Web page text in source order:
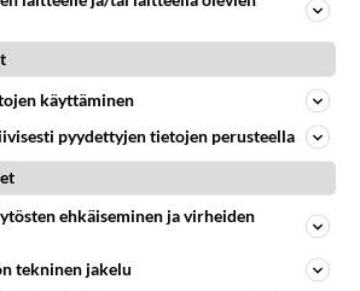
Eerontytär Heinäluoman mielestä
asettaa hinta. Helsinkiläinen demari
käyttäminen
pyydettyjen tietojen perusteella
ehkäiseminen ja virheiden
tekninen jakelu